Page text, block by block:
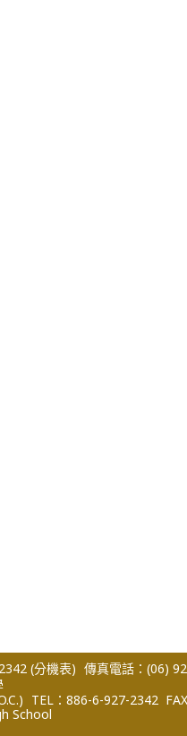
(分機表) 傳真電話：(06)
TEL：886-6-927-2342
School